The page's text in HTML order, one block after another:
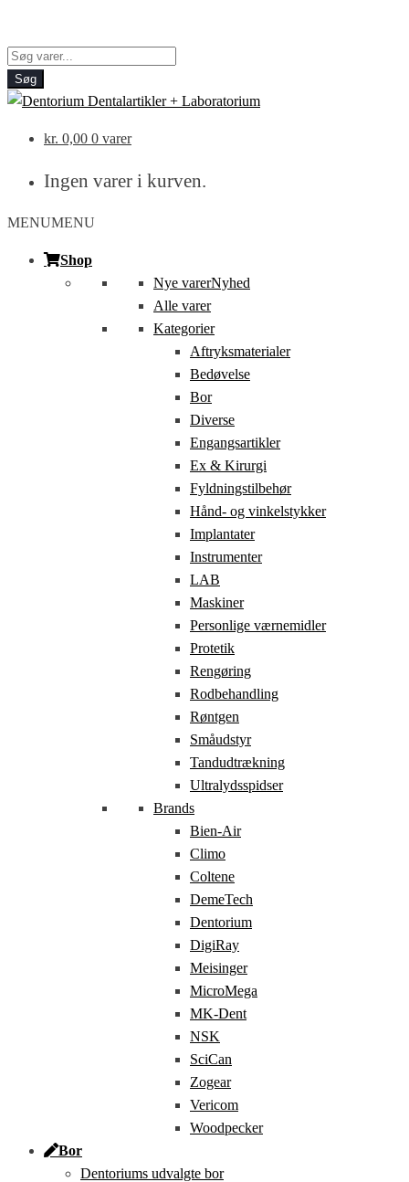
Products
search
Søg
kr. 0,00 0 varer
Ingen varer i kurven.
MENUMENU
Shop
Nye varerNyhed
Alle varer
Kategorier
Aftryksmaterialer
Bedøvelse
Bor
Diverse
Engangsartikler
Ex & Kirurgi
Fyldningstilbehør
Hånd- og vinkelstykker
Implantater
Instrumenter
LAB
Maskiner
Personlige værnemidler
Protetik
Rengøring
Rodbehandling
Røntgen
Småudstyr
Tandudtrækning
Ultralydsspidser
Brands
Bien-Air
Climo
Coltene
DemeTech
Dentorium
DigiRay
Meisinger
MicroMega
MK-Dent
NSK
SciCan
Zogear
Vericom
Woodpecker
Bor
Dentoriums udvalgte bor